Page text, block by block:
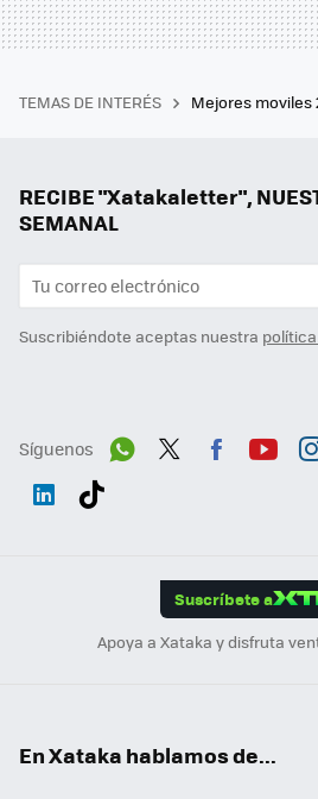
TEMAS DE INTERÉS Mejores moviles
RECIBE "Xatakaletter",
SEMANAL
Suscribiéndote aceptas nuestra
Síguenos
Suscríbete a
Apoya a Xataka y disfruta
En Xataka hablamos de...